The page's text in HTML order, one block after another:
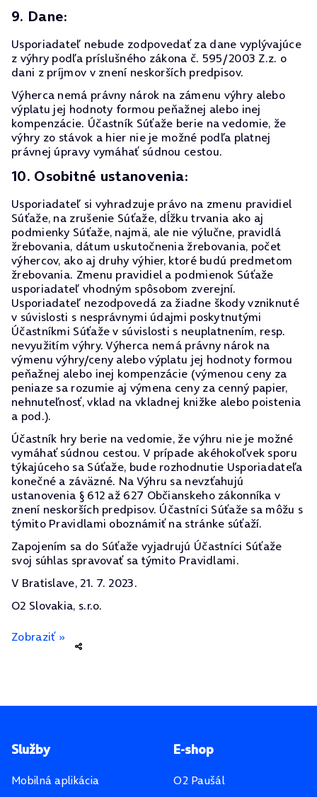
9. Dane:
Usporiadateľ nebude zodpovedať za dane vyplývajúce
z výhry podľa príslušného zákona č. 595/2003 Z.z. o
dani z príjmov v znení neskorších predpisov.
Výherca nemá právny nárok na zámenu výhry alebo
výplatu jej hodnoty formou peňažnej alebo inej
kompenzácie. Účastník Súťaže berie na vedomie, že
výhry zo stávok a hier nie je možné podľa platnej
právnej úpravy vymáhať súdnou cestou.
10. Osobitné ustanovenia:
Usporiadateľ si vyhradzuje právo na zmenu pravidiel
Súťaže, na zrušenie Súťaže, dĺžku trvania ako aj
podmienky Súťaže, najmä, ale nie výlučne, pravidlá
žrebovania, dátum uskutočnenia žrebovania, počet
výhercov, ako aj druhy výhier, ktoré budú predmetom
žrebovania. Zmenu pravidiel a podmienok Súťaže
usporiadateľ vhodným spôsobom zverejní.
Usporiadateľ nezodpovedá za žiadne škody vzniknuté
v súvislosti s nesprávnymi údajmi poskytnutými
Účastníkmi Súťaže v súvislosti s neuplatnením, resp.
nevyužitím výhry. Výherca nemá právny nárok na
výmenu výhry/ceny alebo výplatu jej hodnoty formou
peňažnej alebo inej kompenzácie (výmenou ceny za
peniaze sa rozumie aj výmena ceny za cenný papier,
nehnuteľnosť, vklad na vkladnej knižke alebo poistenia
a pod.).
Účastník hry berie na vedomie, že výhru nie je možné
vymáhať súdnou cestou. V prípade akéhokoľvek sporu
týkajúceho sa Súťaže, bude rozhodnutie Usporiadateľa
konečné a záväzné. Na Výhru sa nevzťahujú
ustanovenia § 612 až 627 Občianskeho zákonníka v
znení neskorších predpisov. Účastníci Súťaže sa môžu s
týmito Pravidlami oboznámiť na stránke súťaží.
Zapojením sa do Súťaže vyjadrujú Účastníci Súťaže
svoj súhlas spravovať sa týmito Pravidlami.
V Bratislave, 21. 7. 2023.
O2 Slovakia, s.r.o.
Zobraziť »
Pätička stránky
Služby
Mobilná aplikácia
E-shop
O2 Paušál